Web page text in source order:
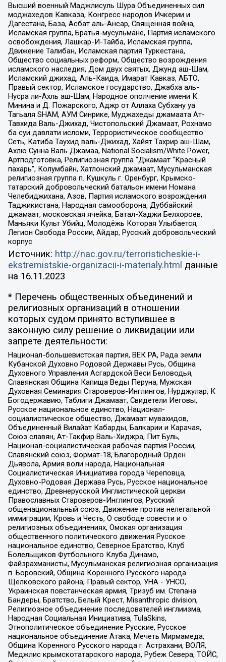
Высший военный Маджлисуль Шура Объединенных сил
моджахедов Кавказа, Конгресс народов Ичкерии и
Дагестана, База, Асбат аль-Ансар, Священная война,
Исламская группа, Братья-мусульмане, Партия исламского
освобождения, Лашкар-И-Тайба, Исламская группа,
Движение Талибан, Исламская партия Туркестана,
Общество социальных реформ, Общество возрождения
исламского наследия, Дом двух святых, Джунд аш-Шам,
Исламский джихад, Аль-Каида, Имарат Кавказ, АБТО,
Правый сектор, Исламское государство, Джабха аль-
Нусра ли-Ахль аш-Шам, Народное ополчение имени К.
Минина и Д. Пожарского, Аджр от Аллаха Субхану уа
Тагьаля SHAM, АУМ Синрике, Муджахеды джамаата Ат-
Тавхида Валь-Джихад, Чистопольский Джамаат, Рохнамо
ба суи давлати исломи, Террористическое сообщество
Сеть, Катиба Таухид валь-Джихад, Хайят Тахрир аш-Шам,
Ахлю Сунна Валь Джамаа, National Socialism/White Power,
Артподготовка, Религиозная группа “Джамаат “Красный
пахарь”, Колумбайн, Хатлонский джамаат, Мусульманская
религиозная группа п. Кушкуль г. Оренбург, Крымско-
татарский добровольческий батальон имени Номана
Челебиджихана, Азов, Партия исламского возрождения
Таджикистана, Народная самооборона, Дуббайский
джамаат, московская ячейка, Батал-Хаджи Белхороев,
Маньяки Культ Убийц, Молодёжь Которая Улыбается,
Легион Свобода России, Айдар, Русский добровольческий
корпус
Источник: http://nac.gov.ru/terroristicheskie-i-
ekstremistskie-organizacii-i-materialy.html данные
на 16.11.2023
* Перечень общественных объединений и
религиозных организаций в отношении
которых судом принято вступившее в
законную силу решение о ликвидации или
запрете деятельности:
Национал-большевистская партия, ВЕК РА, Рада земли
Кубанской Духовно Родовой Державы Русь, Община
Духовного Управления Асгардской Веси Беловодья,
Славянская Община Капища Веды Перуна, Мужская
Духовная Семинария Староверов-Инглингов, Нурджулар, К
Богодержавию, Таблиги Джамаат, Свидетели Иеговы,
Русское национальное единство, Национал-
социалистическое общество, Джамаат мувахидов,
Объединенный Вилайат Кабарды, Балкарии и Карачая,
Союз славян, Ат-Такфир Валь-Хиджра, Пит Буль,
Национал-социалистическая рабочая партия России,
Славянский союз, Формат-18, Благородный Орден
Дьявола, Армия воли народа, Национальная
Социалистическая Инициатива города Череповца,
Духовно-Родовая Держава Русь, Русское национальное
единство, Древнерусской Инглистической церкви
Православных Староверов-Инглингов, Русский
общенациональный союз, Движение против нелегальной
иммиграции, Кровь и Честь, О свободе совести и о
религиозных объединениях, Омская организация
общественного политического движения Русское
национальное единство, Северное Братство, Клуб
Болельщиков Футбольного Клуба Динамо,
Файзрахманисты, Мусульманская религиозная организация
п. Боровский, Община Коренного Русского народа
Щелковского района, Правый сектор, УНА - УНСО,
Украинская повстанческая армия, Тризуб им. Степана
Бандеры, Братство, Белый Крест, Misanthropic division,
Религиозное объединение последователей инглиизма,
Народная Социальная Инициатива, TulaSkins,
Этнополитическое объединение Русские, Русское
национальное объединение Атака, Мечеть Мирмамеда,
Община Коренного Русского народа г. Астрахани, ВОЛЯ,
Меджлис крымскотатарского народа, Рубеж Севера, ТОЙС,